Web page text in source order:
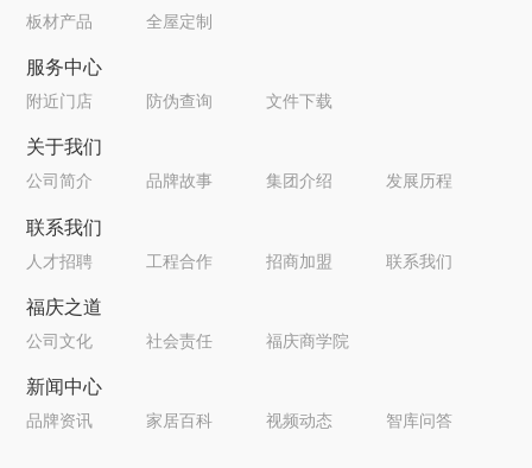
板材产品 全屋定制
服务中心
附近门店 防伪查询 文件下载
关于我们
公司简介 品牌故事 集团介绍 发展历程
联系我们
人才招聘 工程合作 招商加盟 联系我们
福庆之道
公司文化 社会责任 福庆商学院
新闻中心
品牌资讯 家居百科 视频动态 智库问答